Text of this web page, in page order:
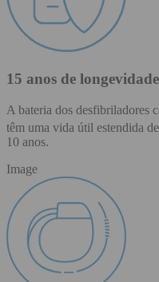
15 anos de
A bateria dos desfibriladores
têm uma vida útil estendida
10 anos.
Image